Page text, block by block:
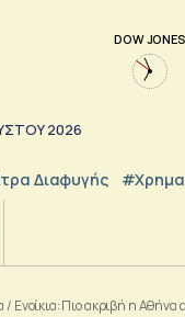
DOW JONES
2026
Διαφυγής
/ Ενοίκια: Πιο ακριβή η Αθήνα